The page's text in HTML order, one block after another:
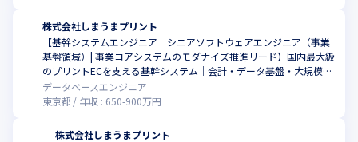
株式会社しまうまプリント
【基幹システムエンジニア シニアソフトウェアエンジニア（事業
基盤領域）| 事業コアシステムのモダナイズ推進リード】国内最大級
のプリントECを支える基幹システム｜会計・データ基盤・大規模デ
ータ管理｜ペタバイト級データ｜基幹SaaS接続｜部課長層と協働し
て推進｜ハイブリッド勤務(週1出社)
データベースエンジニア
東京都
年収 : 650-900万円
株式会社しまうまプリント